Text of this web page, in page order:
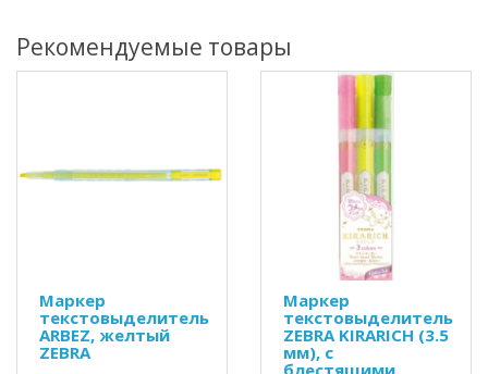
Рекомендуемые товары
Маркер
текстовыделитель
ARBEZ, желтый
ZEBRA
Маркер
текстовыделитель
ZEBRA KIRARICH (3.5
мм), с
блестящими